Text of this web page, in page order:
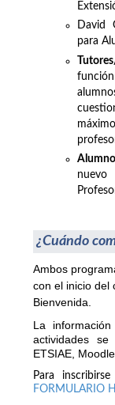
David
para
¿Cuándo
Ambos
con el inicio del
Bienvenida.
La
actividades
ETSIAE,
Para
FORMULARIO